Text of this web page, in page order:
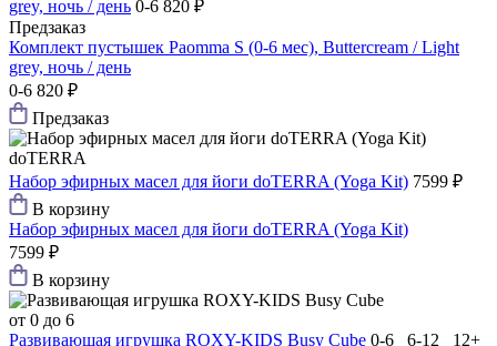
grey, ночь / день 0-6 820 ₽
Предзаказ
Комплект пустышек Paomma S (0-6 мес), Buttercream / Light
grey, ночь / день
0-6 820 ₽
Предзаказ
doTERRA
Набор эфирных масел для йоги doTERRA (Yoga Kit) 7599 ₽
В корзину
Набор эфирных масел для йоги doTERRA (Yoga Kit)
7599 ₽
В корзину
от 0 до 6
Развивающая игрушка ROXY-KIDS Busy Сube 0-6 6-12 12+